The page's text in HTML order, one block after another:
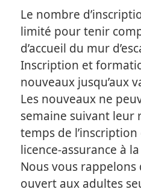
Le nombre
limité pour tenir
d’accueil du mur
Inscription et
nouveaux jusqu’aux
Les nouveaux ne
semaine suivant leur
temps de
licence-assurance à la
Nous vous rappelons
ouvert aux adultes